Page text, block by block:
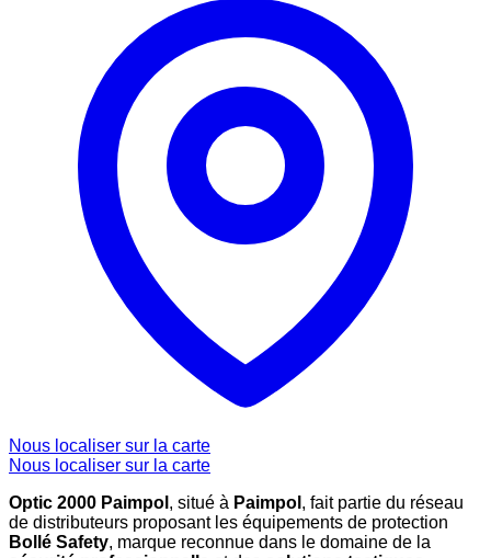
Nous localiser sur la carte
Nous localiser sur la carte
Optic 2000 Paimpol , situé à Paimpol , fait partie du réseau
de distributeurs proposant les équipements de protection
Bollé Safety, marque reconnue dans le domaine de la